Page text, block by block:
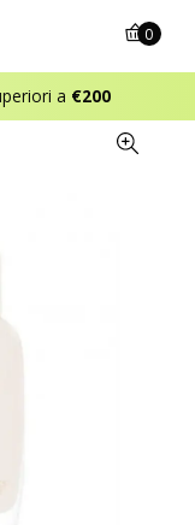
a €200
0